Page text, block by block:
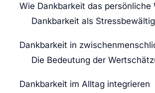
Wie Dankbarkeit das
Dankbarkeit als
Dankbarkeit in
Die Bedeutung der
Dankbarkeit im Alltag integrieren